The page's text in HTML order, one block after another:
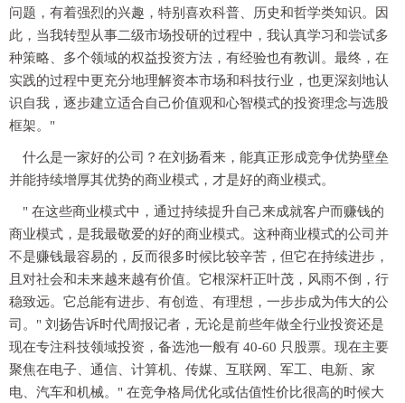
问题，有着强烈的兴趣，特别喜欢科普、历史和哲学类知识。因
此，当我转型从事二级市场投研的过程中，我认真学习和尝试多
种策略、多个领域的权益投资方法，有经验也有教训。最终，在
实践的过程中更充分地理解资本市场和科技行业，也更深刻地认
识自我，逐步建立适合自己价值观和心智模式的投资理念与选股
框架。"
什么是一家好的公司？在刘扬看来，能真正形成竞争优势壁垒
并能持续增厚其优势的商业模式，才是好的商业模式。
" 在这些商业模式中，通过持续提升自己来成就客户而赚钱的
商业模式，是我最敬爱的好的商业模式。这种商业模式的公司并
不是赚钱最容易的，反而很多时候比较辛苦，但它在持续进步，
且对社会和未来越来越有价值。它根深杆正叶茂，风雨不倒，行
稳致远。它总能有进步、有创造、有理想，一步步成为伟大的公
司。" 刘扬告诉时代周报记者，无论是前些年做全行业投资还是
现在专注科技领域投资，备选池一般有 40-60 只股票。现在主要
聚焦在电子、通信、计算机、传媒、互联网、军工、电新、家
电、汽车和机械。" 在竞争格局优化或估值性价比很高的时候大